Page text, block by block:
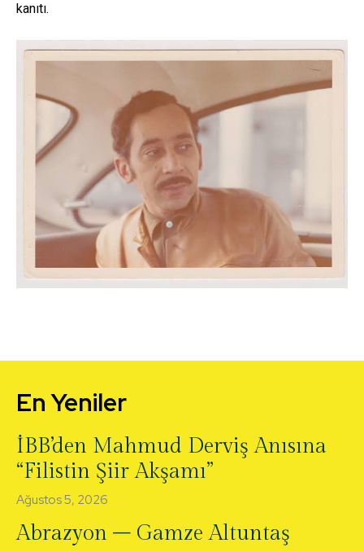
kanıtı.
En Yeniler
İBB’den Mahmud Derviş Anısına
“Filistin Şiir Akşamı”
Ağustos 5, 2026
Abrazyon – Gamze Altuntaş